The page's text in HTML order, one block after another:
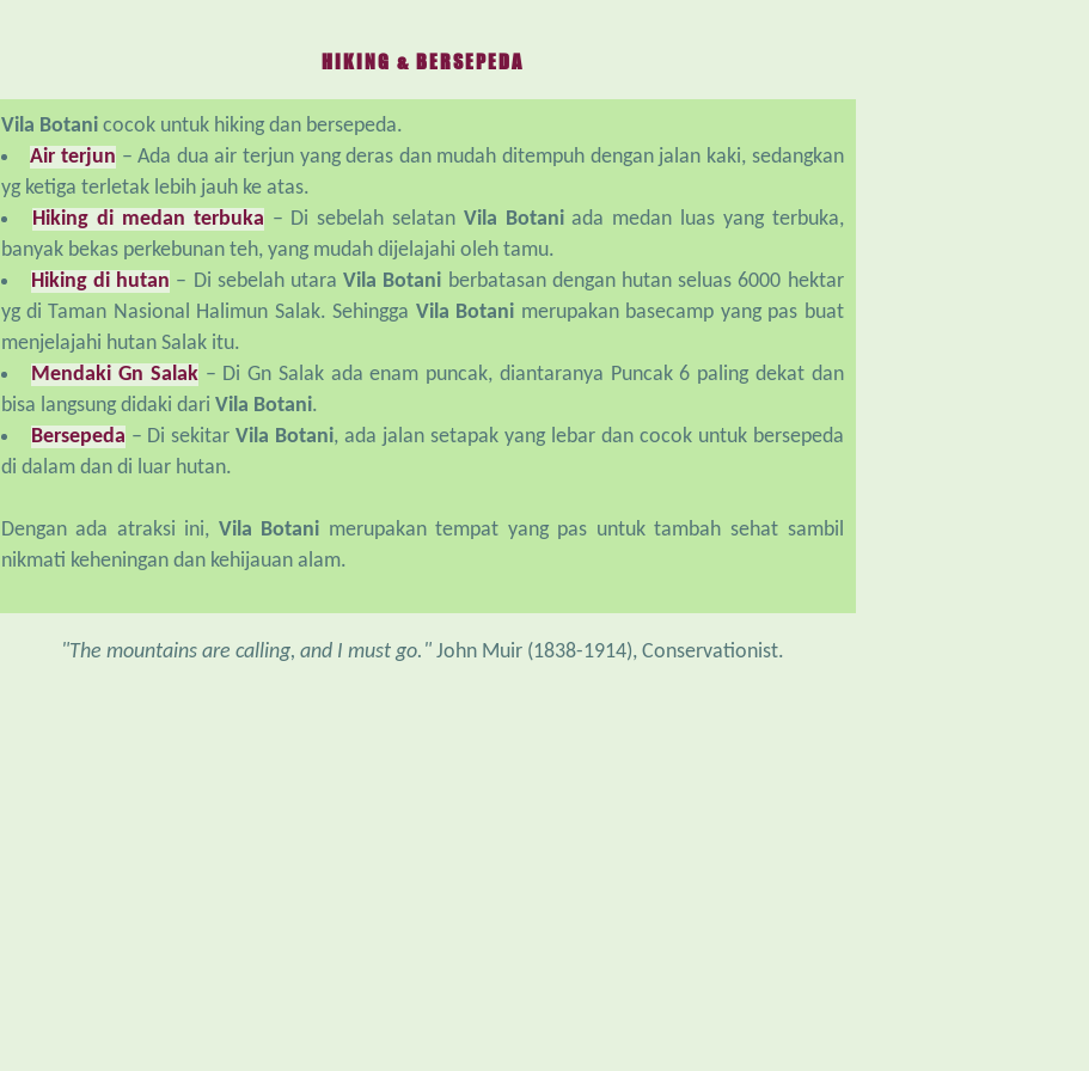
HIKING & BERSEPEDA
Vila Botanicocok untuk hiking dan bersepeda.
Air terjun – Ada dua air terjun yang deras dan mudah ditempuh dengan jalan kaki, sedangkan
yg ketiga terletak lebih jauh ke atas.
Hiking di medan terbuka – Di sebelah selatan Vila Botaniada medan luas yang terbuka,
banyak bekas perkebunan teh, yang mudah dijelajahi oleh tamu.
Hiking di hutan – Di sebelah utaraVila Botani berbatasan dengan hutan seluas 6000 hektar
yg di Taman Nasional Halimun Salak. Sehingga Vila Botani merupakan basecamp yang pas buat
menjelajahi hutan Salak itu.
Mendaki Gn Salak– Di Gn Salak ada enam puncak, diantaranya Puncak 6 paling dekat dan
bisa langsung didaki dari Vila Botani.
Bersepeda – Di sekitarVila Botani, ada jalan setapak yang lebar dan cocok untuk bersepeda
di dalam dan di luar hutan.
Dengan ada atraksi ini, Vila Botani merupakan tempat yang pas untuk tambah sehat sambil
nikmati keheningan dan kehijauan alam.
"The mountains are calling, and I must go."John Muir (1838-1914), Conservationist.